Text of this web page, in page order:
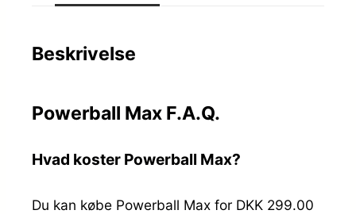
Beskrivelse
Powerball Max F.A.Q.
Hvad koster Powerball Max?
Du kan købe Powerball Max for DKK 299.00